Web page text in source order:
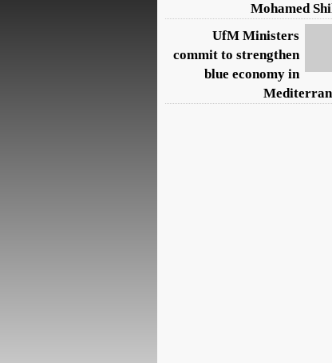
Mohamed
UfM Ministers
commit to strengthen
blue economy in